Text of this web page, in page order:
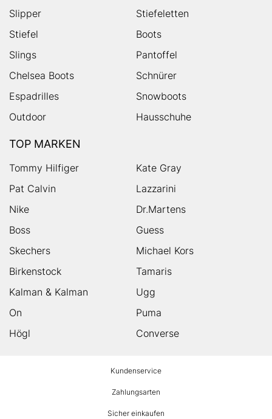
Slipper
Stiefeletten
Stiefel
Boots
Slings
Pantoffel
Chelsea Boots
Schnürer
Espadrilles
Snowboots
Outdoor
Hausschuhe
TOP MARKEN
Tommy Hilfiger
Kate Gray
Pat Calvin
Lazzarini
Nike
Dr.Martens
Boss
Guess
Skechers
Michael Kors
Birkenstock
Tamaris
Kalman & Kalman
Ugg
On
Puma
Högl
Converse
Kundenservice
Zahlungsarten
Sicher einkaufen